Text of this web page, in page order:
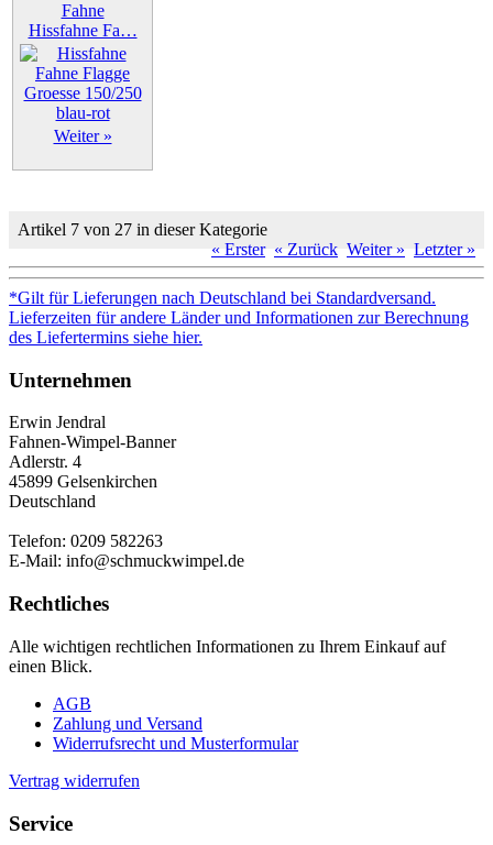
Fahne
Hissfahne Fa…
Weiter »
Artikel 7 von 27 in dieser Kategorie
« Erster « Zurück Weiter » Letzter »
*Gilt für Lieferungen nach Deutschland bei Standardversand.
Lieferzeiten für andere Länder und Informationen zur Berechnung
des Liefertermins siehe hier.
Unternehmen
Erwin Jendral
Fahnen-Wimpel-Banner
Adlerstr. 4
45899 Gelsenkirchen
Deutschland
Telefon: 0209 582263
E-Mail: info@schmuckwimpel.de
Rechtliches
Alle wichtigen rechtlichen Informationen zu Ihrem Einkauf auf
einen Blick.
AGB
Zahlung und Versand
Widerrufsrecht und Musterformular
Vertrag widerrufen
Service